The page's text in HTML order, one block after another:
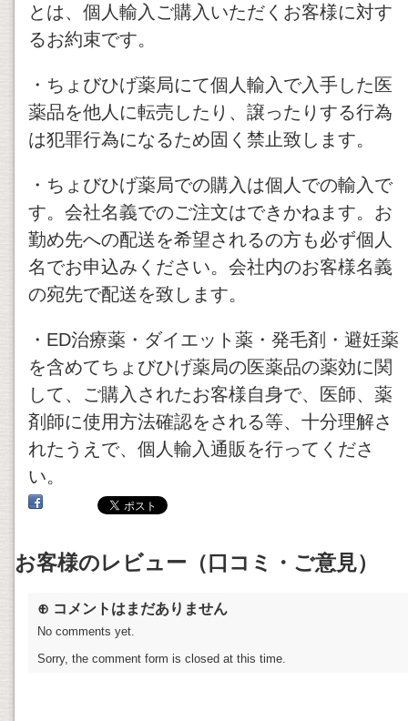
とは、個人輸入ご購入いただくお客様に対す
るお約束です。
・ちょびひげ薬局にて個人輸入で入手した医
薬品を他人に転売したり、譲ったりする行為
は犯罪行為になるため固く禁止致します。
・ちょびひげ薬局での購入は個人での輸入で
す。会社名義でのご注文はできかねます。お
勤め先への配送を希望されるの方も必ず個人
名でお申込みください。会社内のお客様名義
の宛先で配送を致します。
・ED治療薬・ダイエット薬・発毛剤・避妊薬
を含めてちょびひげ薬局の医薬品の薬効に関
して、ご購入されたお客様自身で、医師、薬
剤師に使用方法確認をされる等、十分理解さ
れたうえで、個人輸入通販を行ってくださ
い。
お客様のレビュー（口コミ・ご意見）
⊕ コメントはまだありません
No comments yet.
Sorry, the comment form is closed at this time.